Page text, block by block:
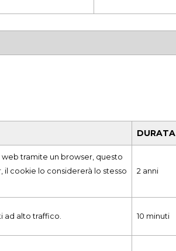
DURATA
tramite un browser, questo
il cookie lo considererà lo stesso
2 anni
ad alto traffico. 10 minuti